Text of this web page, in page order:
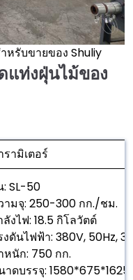
หรับขายของ Shuliy
แท่งฝุ่นไม้ของ
รามิเตอร์
: SL-50
ามจุ: 250-300 กก./ชม.
ลังไฟ: 18.5 กิโลวัตต์
งดันไฟฟ้า: 380V, 50Hz, 3
หนัก: 750 กก.
าดบรรจุ: